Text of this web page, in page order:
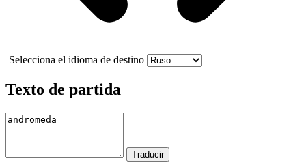
Selecciona el idioma de destino
Texto de partida